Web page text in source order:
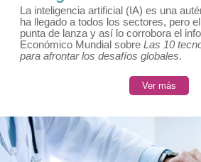
La inteligencia artificial (IA) es una
ha llegado a todos los sectores, pero
punta de lanza y así lo corrobora el
Económico Mundial sobre Las 10
para afrontar los desafíos globales.
Ver más